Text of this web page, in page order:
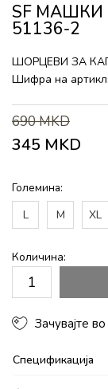
SF
51136-2
ШОРЦЕВИ ЗА
Шифра на артикл:
690MKD
345 MKD
Големина:
L
M XL
Количина:
Зачувајте
Спецификација